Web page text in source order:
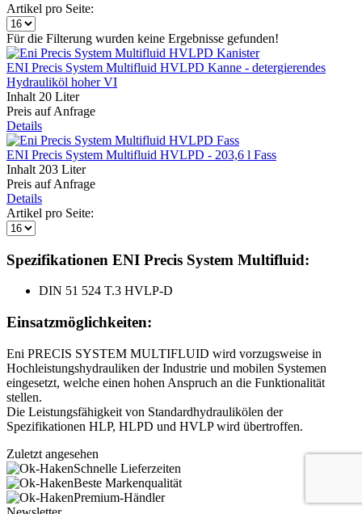
Artikel pro Seite:
Für die Filterung wurden keine Ergebnisse gefunden!
ENI Precis System Multifluid HVLPD Kanne - detergierendes
Hydrauliköl hoher VI
Inhalt 20 Liter
Preis auf Anfrage
Details
ENI Precis System Multifluid HVLPD - 203,6 l Fass
Inhalt 203 Liter
Preis auf Anfrage
Details
Artikel pro Seite:
Spezifikationen ENI Precis System Multifluid:
DIN 51 524 T.3 HVLP-D
Einsatzmöglichkeiten:
Eni PRECIS SYSTEM MULTIFLUID wird vorzugsweise in
Hochleistungshydrauliken der Industrie und mobilen Systemen
eingesetzt, welche einen hohen Anspruch an die Funktionalität
stellen.
Die Leistungsfähigkeit von Standardhydraulikölen der
Spezifikationen HLP, HLPD und HVLP wird übertroffen.
Zuletzt angesehen
Schnelle Lieferzeiten
Beste Markenqualität
Premium-Händler